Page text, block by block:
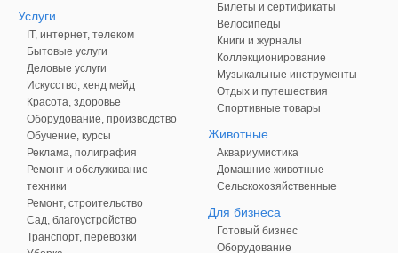
Услуги
IT, интернет, телеком
Бытовые услуги
Деловые услуги
Искусство, хенд мейд
Красота, здоровье
Оборудование, производство
Обучение, курсы
Реклама, полиграфия
Ремонт и обслуживание
техники
Ремонт, строительство
Сад, благоустройство
Транспорт, перевозки
Билеты и сертификаты
Велосипеды
Книги и журналы
Коллекционирование
Музыкальные инструменты
Отдых и путешествия
Спортивные товары
Животные
Аквариумистика
Домашние животные
Сельскохозяйственные
Для бизнеса
Готовый бизнес
Оборудование